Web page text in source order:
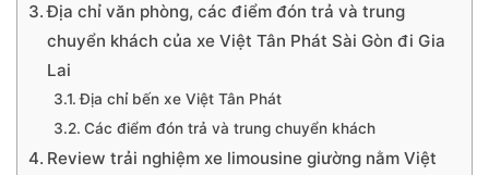
Địa chỉ văn phòng, các điểm đón trả và trung
chuyển khách của xe Việt Tân Phát Sài Gòn đi Gia
Lai
Địa chỉ bến xe Việt Tân Phát
Các điểm đón trả và trung chuyển khách
Review trải nghiệm xe limousine giường nằm Việt